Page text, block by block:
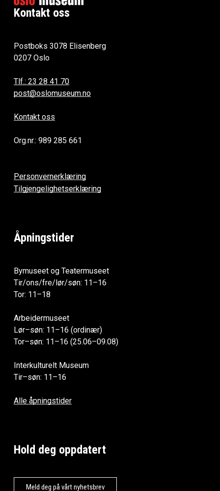
Kontakt oss
Postboks 3078 Elisenberg
0207 Oslo
Tlf.: 23 28 41 70
post@oslomuseum.no
Kontakt oss
Org.nr.: 989 285 661
Personvernerklæring
Tilgjengelighetserklæring
Åpningstider
Bymuseet og Teatermuseet
Tir/ons/fre/lør/søn: 11–16
Tor: 11–18
Arbeidermuseet
Lør–søn: 11–16 (ordinær)
Tor–søn: 11–16 (25.06–09.08)
Interkulturelt Museum
Tir–søn: 11–16
Alle åpningstider
Hold deg oppdatert
Meld deg på vårt nyhetsbrev